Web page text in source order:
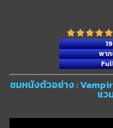
พา
ชมหนังตัวอย่าง :
แว